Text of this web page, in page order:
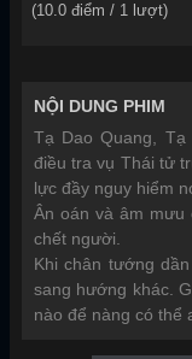
(10.0 điểm / 1 lượt)
NỘI DUNG PHIM
Tạ Dao Quang,
điều tra vụ Thái tử
lực đầy nguy hiểm
Ân oán và âm mưu
chết người.
Khi chân tướng
sang hướng khác.
nào để nàng có thể